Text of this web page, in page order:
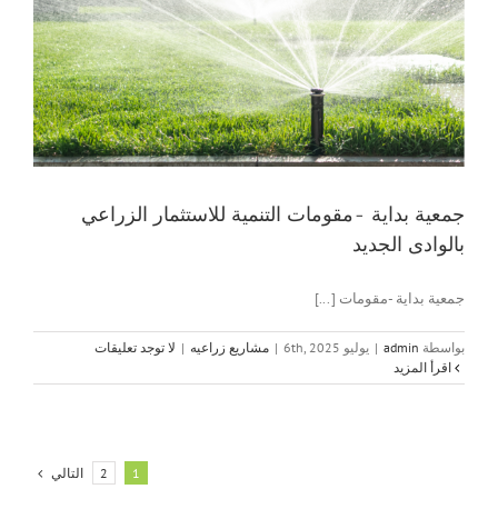
جمعية بداية -مقومات التنمية للاستثمار الزراعي
بالوادى الجديد
جمعية بداية -مقومات [...]
بواسطة admin
| يوليو 6th, 2025 | مشاريع زراعيه | لا توجد تعليقات
1
2 التالي